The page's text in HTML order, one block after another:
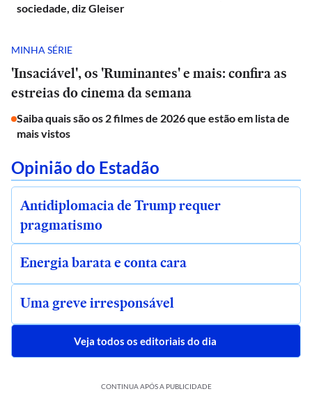
sociedade, diz Gleiser
MINHA SÉRIE
'Insaciável', os 'Ruminantes' e mais: confira as
estreias do cinema da semana
Saiba quais são os 2 filmes de 2026 que estão em lista de
mais vistos
Opinião do Estadão
Antidiplomacia de Trump requer
pragmatismo
Energia barata e conta cara
Uma greve irresponsável
Veja todos os editoriais do dia
CONTINUA APÓS A PUBLICIDADE